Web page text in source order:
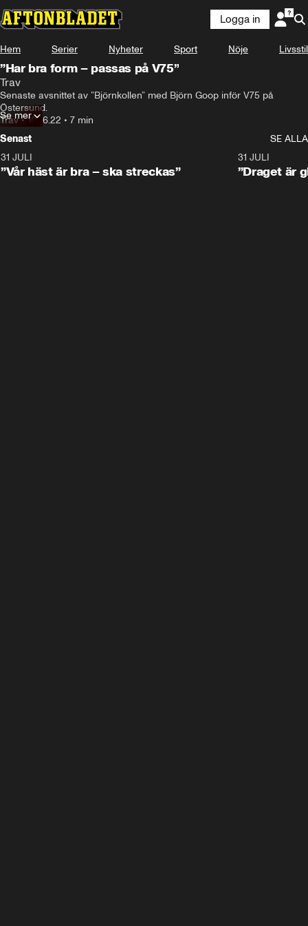
Logga in
Hem Serier Nyheter Sport Nöje Livsstil
”Har bra form – passas på V75”
Trav
Senaste avsnittet av ”Björnkollen” med Björn Goop inför V75 på
Östersund.
Trav•10.06.22 • 7 min
Se mer
Senast
SE ALLA
31 JULI
”Vår häst är bra – ska streckas”
31 JULI
”Draget är